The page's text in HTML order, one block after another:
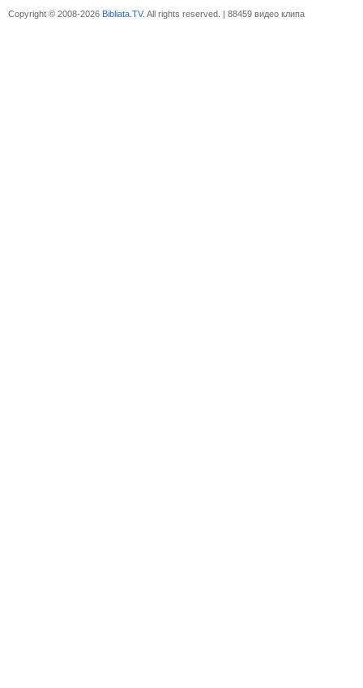
Copyright © 2008-2026 Bibliata.TV. All rights reserved. | 88459 видео клипа